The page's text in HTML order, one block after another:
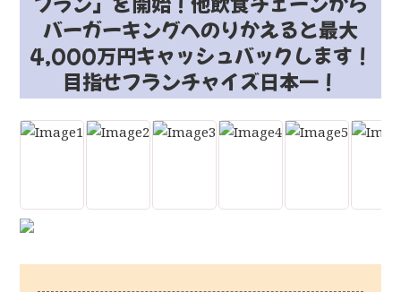
バーガーキングへのりかえると最大
4,000万円キャッシュバックします！
目指せフランチャイズ日本一！